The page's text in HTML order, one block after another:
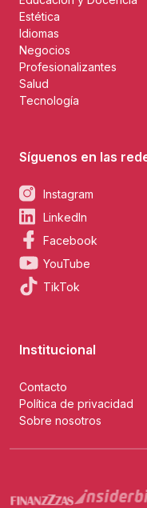
Estética
Idiomas
Negocios
Profesionalizantes
Salud
Tecnología
Síguenos en las
Instagram
LinkedIn
Facebook
YouTube
TikTok
Institucional
Contacto
Política de privacidad
Sobre nosotros